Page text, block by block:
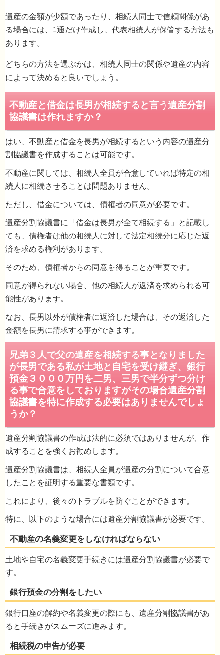
遺産分割協議書は相続人の人数分必要です
遺産の金額が少額であったり、相続人同士で信頼関係があ
る場合には、1通だけ作成し、代表相続人が保管する方法も
あります。
どちらの方法を選ぶかは、相続人同士の関係や遺産の内容
によって決めると良いでしょう。
不動産と借金は長男が相続すると言う遺産
協議書は作れますか？
はい、不動産と借金を長男が相続するという内容の遺産分
割協議書を作成することは可能です。
不動産に関しては、相続人全員が合意していれば特定の相
続人に相続させることは問題ありません。
ただし、借金については、債権者の同意が必要です。
遺産分割協議書に「借金は長男が全て相続する」と記載し
ても、債権者は他の相続人に対して法定相続分に応じた返
済を求める権利があります。
そのため、債権者からの同意を得ることが重要です。
同意が得られない場合、他の相続人が返済を求められる可
能性があります。
なお、長男以外が債権者に返済した場合は、その返済した
金額を長男に請求する事ができます。
遺産分割協議書の作成は法的に必須ではありませんが、作
成することを強くお勧めします。
遺産分割協議書は、相続人全員が遺産の分割について合意
したことを証明する重要な書類です。
これにより、後々のトラブルを防ぐことができます。
特に、以下のような場合には遺産分割協議書が必要です。
土地や自宅の名義変更手続きには遺産分割協議書が必要で
す。
銀行口座の解約や名義変更の際にも、遺産分割協議書があ
ると手続きがスムーズに進みます。